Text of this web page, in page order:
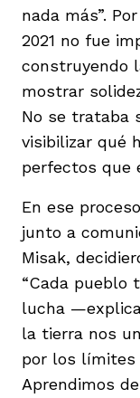
nada más”.
2021 no fue
construyendo
mostrar
No se trataba
visibilizar qué
perfectos que
En ese
junto a
Misak,
“Cada pueblo
lucha
la tierra nos
por los límites
Aprendimos